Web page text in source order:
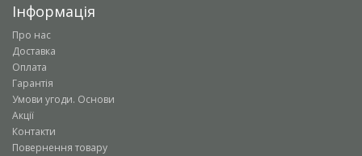
Інформація
Про нас
Доставка
Оплата
Гарантія
Умови угоди. Основи
Акції
Контакти
Повернення товару